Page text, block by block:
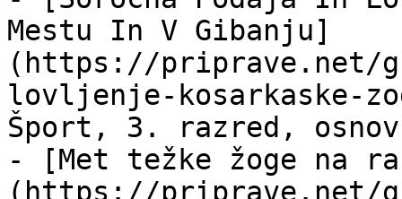
Mestu In V Gibanju]
(https://priprave.net/
lovljenje-kosarkaske-
Šport, 3. razred,
- [Met težke žoge na
(https://priprave.net/